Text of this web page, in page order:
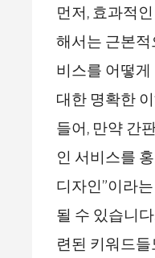
먼저, 효과적
해서는 근본
비스를 어떻
대한 명확한
들어, 만약 간
인 서비스를
디자인”이라
될 수 있습니
련된 키워드